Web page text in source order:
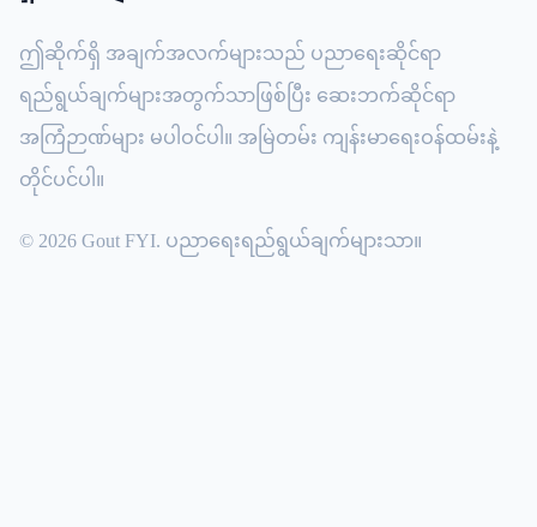
ဤဆိုက်ရှိ အချက်အလက်များသည် ပညာရေးဆိုင်ရာ
ရည်ရွယ်ချက်များအတွက်သာဖြစ်ပြီး ဆေးဘက်ဆိုင်ရာ
အကြံဉာဏ်များ မပါဝင်ပါ။ အမြဲတမ်း ကျန်းမာရေးဝန်ထမ်းနဲ့
တိုင်ပင်ပါ။
© 2026 Gout FYI. ပညာရေးရည်ရွယ်ချက်များသာ။